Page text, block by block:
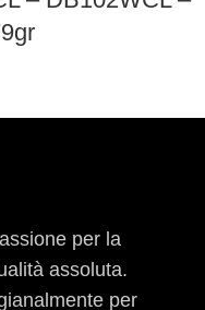
per la
assoluta.
per